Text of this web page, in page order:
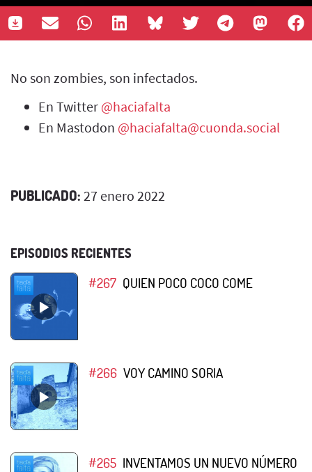
No son zombies, son infectados.
En Twitter @haciafalta
En Mastodon @haciafalta@cuonda.social
PUBLICADO: 27 enero 2022
EPISODIOS RECIENTES
#267 QUIEN POCO COCO COME
#266 VOY CAMINO SORIA
#265 INVENTAMOS UN NUEVO NÚMERO